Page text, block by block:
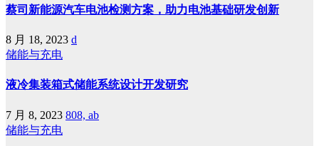
蔡司新能源汽车电池检测方案，助力电池基础研发创新
8 月 18, 2023 d
储能与充电
液冷集装箱式储能系统设计开发研究
7 月 8, 2023 808, ab
储能与充电